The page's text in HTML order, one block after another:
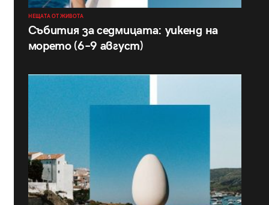
НЕЩАТА ОТ ЖИВОТА
Събития за седмицата: уикенд на
морето (6–9 август)